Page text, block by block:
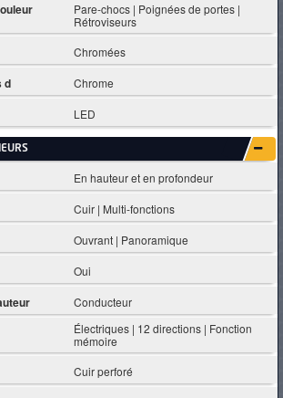
Pare-chocs | Poignées de portes |
Rétroviseurs
Chromées
d Chrome
LED
En hauteur et en profondeur
Cuir | Multi-fonctions
Ouvrant | Panoramique
Oui
Conducteur
Électriques | 12 directions | Fonction
mémoire
Cuir perforé